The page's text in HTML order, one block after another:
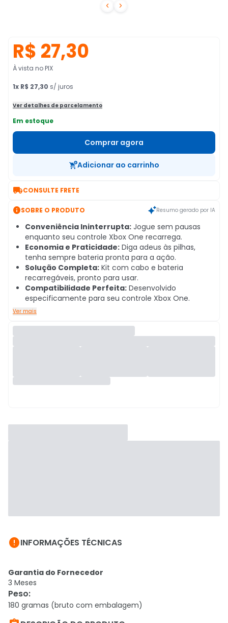
 
R$ 27,30
À vista no PIX
1x R$ 27,30 s/ juros
Ver detalhes de parcelamento
Em estoque
Comprar agora
Adicionar ao carrinho
CONSULTE FRETE
SOBRE O PRODUTO Resumo gerado por IA
Conveniência Ininterrupta: Jogue sem pausas
enquanto seu controle Xbox One recarrega.
Economia e Praticidade: Diga adeus às pilhas,
tenha sempre bateria pronta para a ação.
Solução Completa: Kit com cabo e bateria
recarregáveis, pronto para usar.
Compatibilidade Perfeita: Desenvolvido
especificamente para seu controle Xbox One.
Ver mais
INFORMAÇÕES TÉCNICAS
Garantia do Fornecedor
3 Meses
Peso:
180 gramas (bruto com embalagem)